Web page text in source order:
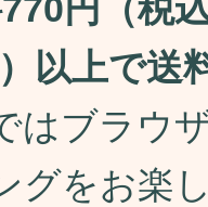
円（税
以上で送
はブラウ
グをお楽